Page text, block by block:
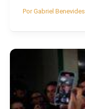
PorGabriel Benevides